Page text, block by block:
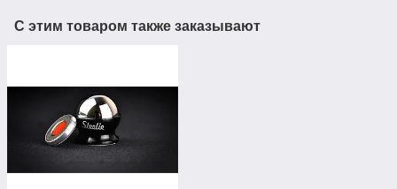
С этим товаром также заказывают